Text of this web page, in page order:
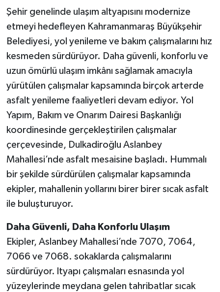
Şehir genelinde ulaşım altyapısını modernize
etmeyi hedefleyen Kahramanmaraş Büyükşehir
Belediyesi, yol yenileme ve bakım çalışmalarını hız
kesmeden sürdürüyor. Daha güvenli, konforlu ve
uzun ömürlü ulaşım imkânı sağlamak amacıyla
yürütülen çalışmalar kapsamında birçok arterde
asfalt yenileme faaliyetleri devam ediyor. Yol
Yapım, Bakım ve Onarım Dairesi Başkanlığı
koordinesinde gerçekleştirilen çalışmalar
çerçevesinde, Dulkadiroğlu Aslanbey
Mahallesi’nde asfalt mesaisine başladı. Hummalı
bir şekilde sürdürülen çalışmalar kapsamında
ekipler, mahallenin yollarını birer birer sıcak asfalt
ile buluşturuyor.
Daha Güvenli, Daha Konforlu Ulaşım
Ekipler, Aslanbey Mahallesi’nde 7070, 7064,
7066 ve 7068. sokaklarda çalışmalarını
sürdürüyor. ltyapı çalışmaları esnasında yol
yüzeylerinde meydana gelen tahribatlar sıcak